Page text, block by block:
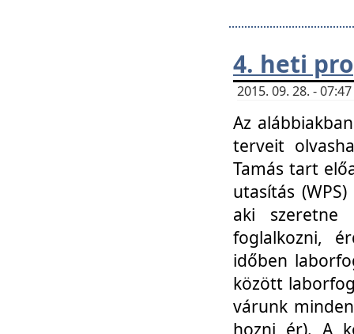
4. heti
2015. 09. 28. -
Az
terveit
Tamás tart
utasítás
aki szeretne
foglalkozni,
időben
között
várunk
hozni ér). A